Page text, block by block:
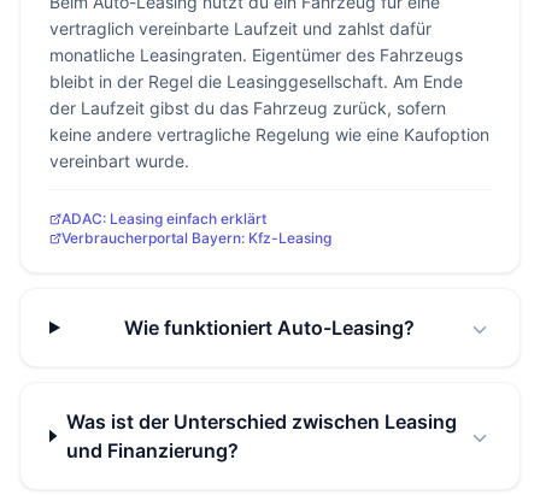
vertraglich vereinbarte Laufzeit und zahlst dafür
monatliche Leasingraten. Eigentümer des Fahrzeugs
bleibt in der Regel die Leasinggesellschaft. Am Ende
der Laufzeit gibst du das Fahrzeug zurück, sofern
keine andere vertragliche Regelung wie eine Kaufoption
vereinbart wurde.
ADAC: Leasing einfach erklärt
Verbraucherportal Bayern: Kfz-Leasing
Wie funktioniert Auto-Leasing?
Was ist der Unterschied zwischen Leasing
und Finanzierung?